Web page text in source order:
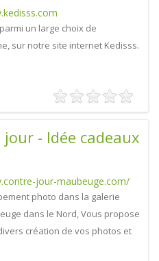
un large choix de
sur notre site internet Kedisss.
- Idée cadeaux
jour-maubeuge.com/
photo dans la galerie
dans le Nord, Vous propose
création de vos photos et